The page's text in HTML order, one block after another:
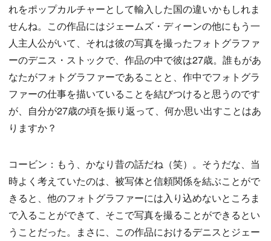
れをポップカルチャーとして輸入した国の違いかもしれま
せんね。この作品にはジェームズ・ディーンの他にもう一
人主人公がいて、それは彼の写真を撮ったフォトグラファ
ーのデニス・ストックで、作品の中で彼は27歳。誰もがあ
なたがフォトグラファーであることと、作中でフォトグラ
ファーの仕事を描いていることを結びつけると思うのです
が、自分が27歳の頃を振り返って、何か思い出すことはあ
りますか？
コービン：もう、かなり昔の話だね（笑）。そうだな、当
時よく考えていたのは、被写体と信頼関係を結ぶことがで
きると、他のフォトグラファーには入り込めないところま
で入ることができて、そこで写真を撮ることができるとい
うことだった。まさに、この作品におけるデニスとジェー